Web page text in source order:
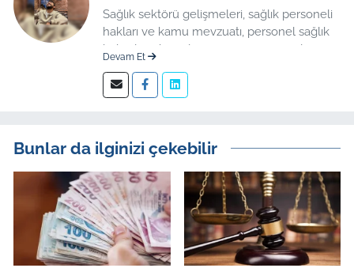
Sağlık sektörü gelişmeleri, sağlık personeli
hakları ve kamu mevzuatı, personel sağlık
haberleri düzenleme üzerine uzmanlaşmış
Devam Et
Bunlar da ilginizi çekebilir